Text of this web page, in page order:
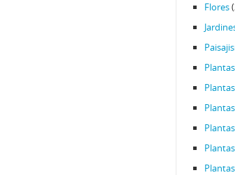
Flores
Plantas